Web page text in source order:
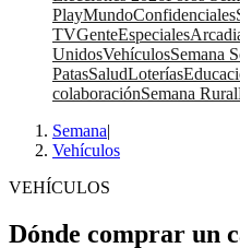
PlayMundoConfidenciales
TVGenteEspeciales
UnidosVehículosSemana
PatasSaludLoterías
colaboraciónSemana Rural
Semana|
Vehículos
VEHÍCULOS
Dónde comprar un